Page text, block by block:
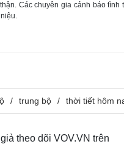
Các chuyên gia cảnh báo
trung bộ thời tiết hôm
theo dõi VOV.VN trên